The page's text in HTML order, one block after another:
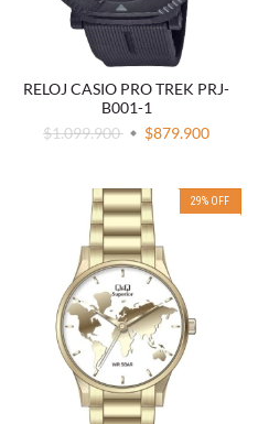
RELOJ CASIO PRO TREK PRJ-
B001-1
$1.099.900
$879.900
29% OFF